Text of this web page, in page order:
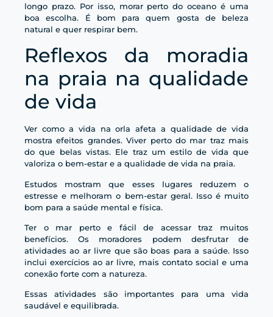
longo prazo. Por isso, morar perto do oceano é uma
boa escolha. É bom para quem gosta de beleza
natural e quer respirar bem.
Reflexos da moradia
na praia na qualidade
de vida
Ver como a vida na orla afeta a qualidade de vida
mostra efeitos grandes. Viver perto do mar traz mais
do que belas vistas. Ele traz um estilo de vida que
valoriza o bem-estar e a qualidade de vida na praia.
Estudos mostram que esses lugares reduzem o
estresse e melhoram o bem-estar geral. Isso é muito
bom para a saúde mental e física.
Ter o mar perto e fácil de acessar traz muitos
benefícios. Os moradores podem desfrutar de
atividades ao ar livre que são boas para a saúde. Isso
inclui exercícios ao ar livre, mais contato social e uma
conexão forte com a natureza.
Essas atividades são importantes para uma vida
saudável e equilibrada.